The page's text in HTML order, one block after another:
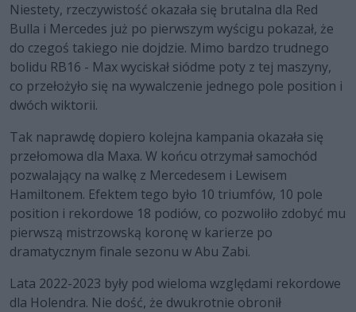
Niestety, rzeczywistość okazała się brutalna dla Red
Bulla i Mercedes już po pierwszym wyścigu pokazał, że
do czegoś takiego nie dojdzie. Mimo bardzo trudnego
bolidu RB16 - Max wyciskał siódme poty z tej maszyny,
co przełożyło się na wywalczenie jednego pole position i
dwóch wiktorii.
Tak naprawdę dopiero kolejna kampania okazała się
przełomowa dla Maxa. W końcu otrzymał samochód
pozwalający na walkę z Mercedesem i Lewisem
Hamiltonem. Efektem tego było 10 triumfów, 10 pole
position i rekordowe 18 podiów, co pozwoliło zdobyć mu
pierwszą mistrzowską koronę w karierze po
dramatycznym finale sezonu w Abu Zabi.
Lata 2022-2023 były pod wieloma względami rekordowe
dla Holendra. Nie dość, że dwukrotnie obronił